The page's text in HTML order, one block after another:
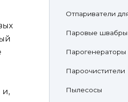
и,
Отпариватели
Паровые швабры
Парогенераторы
Пароочистители
Пылесосы